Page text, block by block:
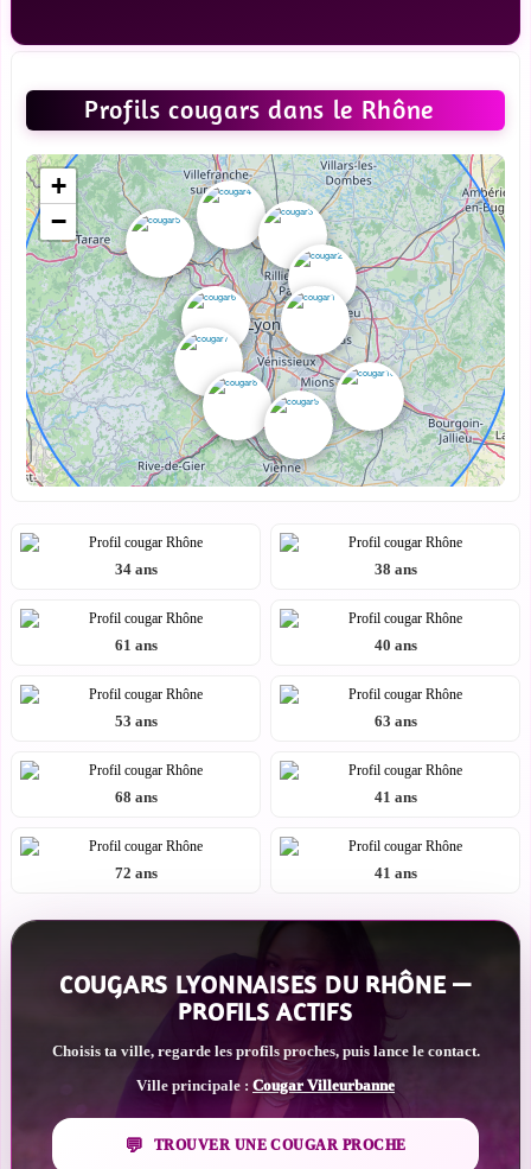
Profils cougars dans le Rhône
+
−
34 ans 38 ans
61 ans 40 ans
53 ans 63 ans
68 ans 41 ans
72 ans 41 ans
COUGARS LYONNAISES DU RHÔNE —
PROFILS ACTIFS
Choisis ta ville, regarde les profils proches, puis lance le contact.
Ville principale : Cougar Villeurbanne
TROUVER UNE COUGAR PROCHE